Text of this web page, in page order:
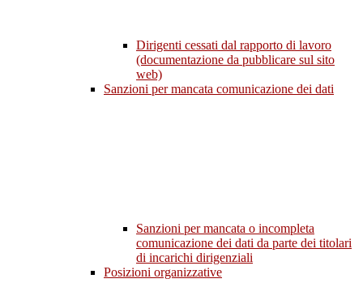
Dirigenti cessati dal rapporto di lavoro
(documentazione da pubblicare sul sito
web)
Sanzioni per mancata comunicazione dei dati
Sanzioni per mancata o incompleta
comunicazione dei dati da parte dei titolari
di incarichi dirigenziali
Posizioni organizzative